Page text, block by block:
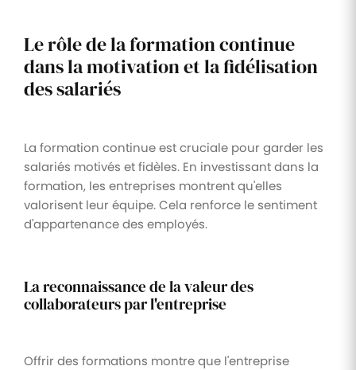
Le rôle de la formation continue
dans la motivation et la fidélisation
des salariés
La formation continue est cruciale pour garder les
salariés motivés et fidèles. En investissant dans la
formation, les entreprises montrent qu'elles
valorisent leur équipe. Cela renforce le sentiment
d'appartenance des employés.
La reconnaissance de la valeur des
collaborateurs par l'entreprise
Offrir des formations montre que l'entreprise